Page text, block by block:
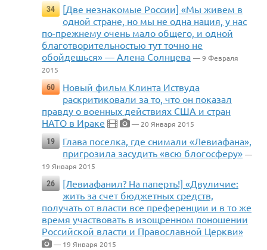
34
[Две незнакомые России] «Мы живем в
одной стране, но мы не одна нация, у нас
по-прежнему очень мало общего, и одной
благотворительностью тут точно не
обойдешься» — Алена Солнцева — 9 Февраля
2015
60
Новый фильм Клинта Иствуда
раскритиковали за то, что он показал
правду о военных действиях США и стран
НАТО в Ираке
— 20 Января 2015
19
Глава поселка, где снимали «Левиафана»,
пригрозила засудить «всю блогосферу» —
19 Января 2015
26
[Левиафанил? На паперть!] «Двуличие:
жить за счет бюджетных средств,
получать от власти все преференции и в то же
время участвовать в изощренном поношении
Российской власти и Православной Церкви»
— 19 Января 2015